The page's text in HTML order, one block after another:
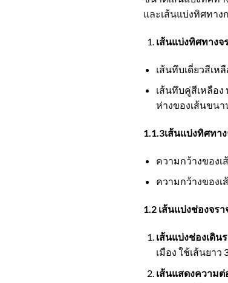
และเส้นแบ่งทิศทาง
เส้นแบ่งทิศทาง
เส้นทึบเดี่ยวสีเห
เส้นทึบคู่สีเหลือง
ห่างของเส้นขนา
1.1.3เส้นแบ่งทิศทา
ความกว้างของเ
ความกว้างของเ
1.2 เส้นแบ่งช่องจรา
เส้นแบ่งช่องเดิน
เมือง ใช้เส้นยาว
เส้นแสดงความต่